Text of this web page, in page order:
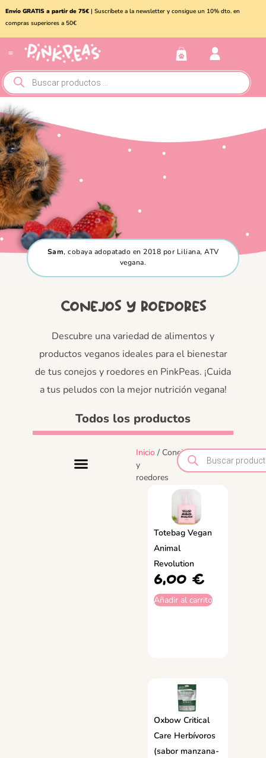
Envío GRATIS a partir de 75€| Suscríbete a la newsletter y consigue un 10% dto. en
compras superiores a 50€
Sam, cobaya adopatado en 2018 por Liliana, ATV
vegana.
Conejos y roedores
Descubre una variedad de alimentos y
productos veganos ideales para el bienestar
de tus conejos y roedores en PinkPeas. ¡Cuida
a tus peludos con la mejor nutrición vegana!
Todos los productos
Inicio / Conejos
y
roedores
Totebag Vegan
Animal
Revolution
6,00 €
Añadir al carrito
Oxbow Critical
Care Herbívoros
(sabor manzana-